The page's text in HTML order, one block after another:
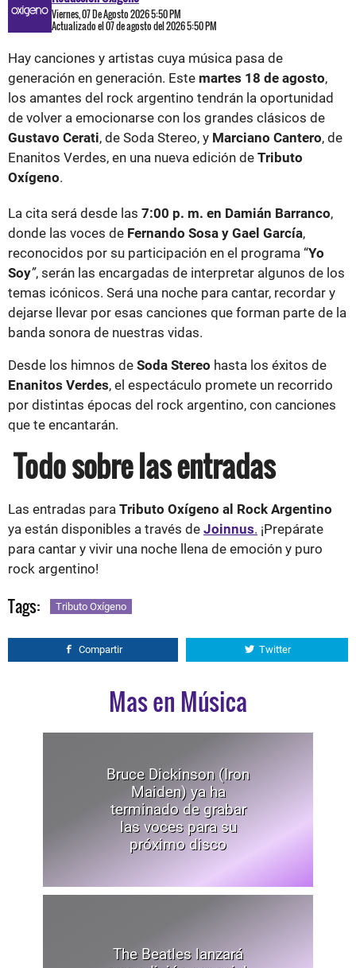
Viernes, 07 De Agosto 2026 5:50 PM
Actualizado el 07 de agosto del 2026 5:50 PM
Hay canciones y artistas cuya música pasa de
generación en generación. Este
martes 18 de agosto
los amantes del rock argentino tendrán la oportunidad
de volver a emocionarse con los grandes clásicos de
Gustavo Cerati , de Soda Stereo, yMarciano Cantero
, de
Enanitos Verdes, en una nueva edición de Tributo
Oxígeno
La cita será desde las 7:00 p. m. en Damián Barranco
donde las voces de Fernando Sosa y Gael García
reconocidos por su participación en el programa “Yo
Soy ”, serán las encargadas de interpretar algunos de los
temas icónicos. Será una noche para cantar, recordar y
dejarse llevar por esas canciones que forman parte de la
banda sonora de nuestras vidas.
Desde los himnos de Soda Stereo
hasta los éxitos de
Enanitos Verdes
, el espectáculo promete un recorrido
por distintas épocas del rock argentino, con canciones
que te encantarán.
Todo sobre las entradas
Las entradas para Tributo Oxígeno al Rock Argentino
ya están disponibles a través de
Joinnus
¡Prepárate
para cantar y vivir una noche llena de emoción y puro
rock argentino!
Tags: Tributo Oxígeno
Compartir Twitter
Mas en Música
Bruce Dickinson (Iron
Maiden) ya ha
terminado de grabar
las voces para su
próximo disco
The Beatles lanzará
una edición especial